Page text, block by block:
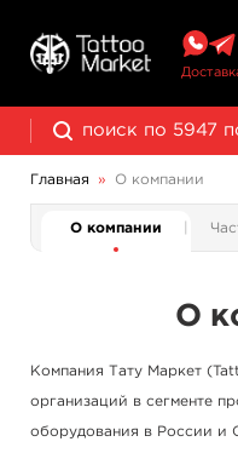
Главная » О компании
О компании
О
Компания Тату Маркет
организаций в сегменте
оборудования в России и